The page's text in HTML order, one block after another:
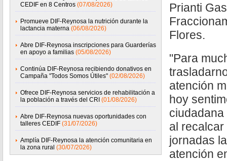
CEDIF en 8 Centros (07/08/2026)
Promueve DIF-Reynosa la nutrición durante la
lactancia materna (06/08/2026)
Abre DIF-Reynosa inscripciones para Guarderías
en apoyo a familias (05/08/2026)
Continúa DIF-Reynosa recibiendo donativos en
Campaña "Todos Somos Útiles" (02/08/2026)
Ofrece DIF-Reynosa servicios de rehabilitación a
la población a través del CRI (01/08/2026)
Abre DIF-Reynosa nuevas oportunidades con
talleres CEDIF (31/07/2026)
Amplía DIF-Reynosa la atención comunitaria en
la zona rural (30/07/2026)
Prianti
Flores.
"Para
atención
hoy
al
jornadas
atención